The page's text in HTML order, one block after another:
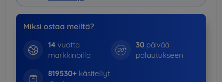
Miksi ostaa meiltä?
14vuotta
markkinoilla
30 päivää
palautukseen
819530+käsitellyt